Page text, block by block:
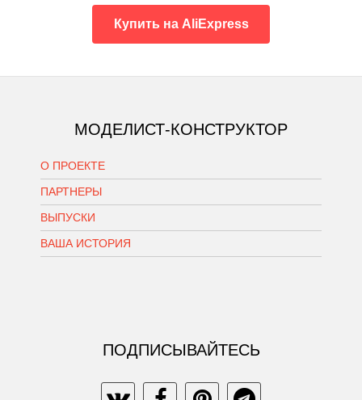
Купить на AliExpress
МОДЕЛИСТ-КОНСТРУКТОР
О ПРОЕКТЕ
ПАРТНЕРЫ
ВЫПУСКИ
ВАША ИСТОРИЯ
ПОДПИСЫВАЙТЕСЬ